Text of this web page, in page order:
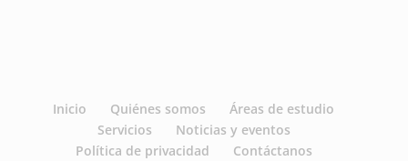
Inicio Quiénes somos
Áreas de estudio
Servicios
Noticias y eventos
Política de privacidad
Contáctanos